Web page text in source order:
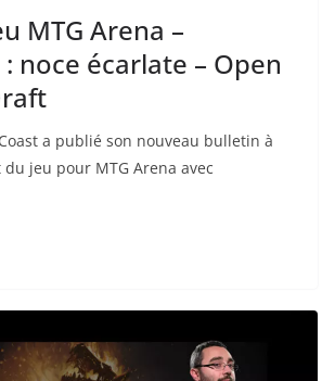
MTG Arena –
noce écarlate – Open
a publié son nouveau bulletin à
du jeu pour MTG Arena avec